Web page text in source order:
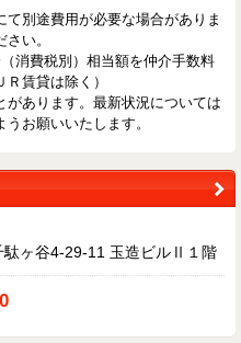
別途費用が必要な場合がありま
い。
消費税別）相当額を仲介手数料
賃貸は除く）
あります。最新状況については
お願いいたします。
駄ヶ谷4-29-11 玉造ビルⅡ１階